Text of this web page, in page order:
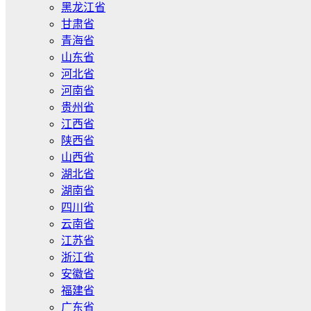
黑龙江省
甘肃省
青海省
山东省
河北省
河南省
贵州省
江西省
陕西省
山西省
湖北省
湖南省
四川省
云南省
江苏省
浙江省
安徽省
福建省
广东省